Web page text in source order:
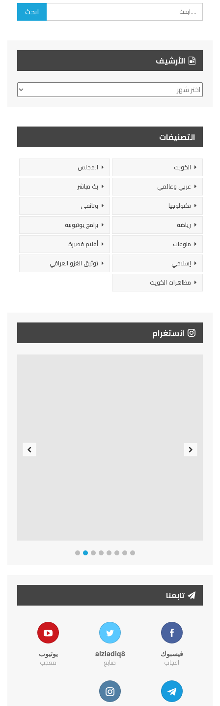
الأرشيف
الأرشيف
التصنيفات
الكويت
المجلس
عربي وعالمي
بث مباشر
تكنولوجيا
وثائقي
رياضة
برامج يوتيوبية
منوعات
أفلام قصيرة
إسلامي
توثيق الغزو العراقي
مظاهرات الكويت
انستغرام
تابعنا
فيسبوك
اعجاب
alziadiq8
متابع
يوتيوب
معجب